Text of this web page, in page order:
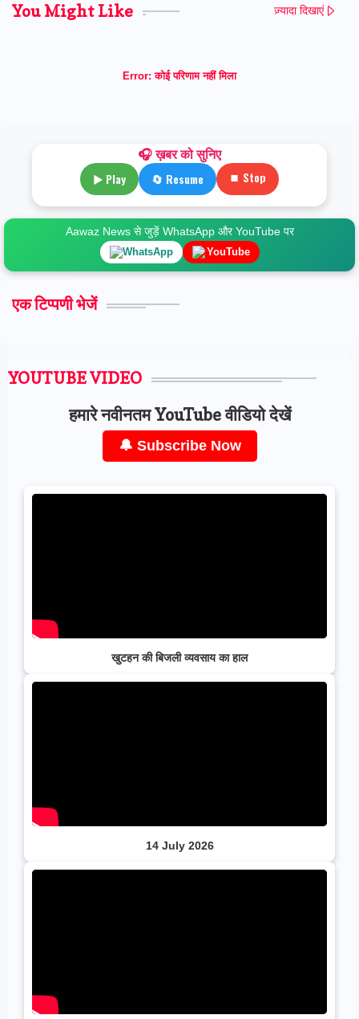
You Might Like ज़्यादा दिखाएं
Error: कोई परिणाम नहीं मिला
🎧 ख़बर को सुनिए
▶ Play 🔄 Resume ⏹ Stop
Aawaz News से जुड़ें WhatsApp और YouTube पर
WhatsApp YouTube
एक टिप्पणी भेजें
YOUTUBE VIDEO
हमारे नवीनतम YouTube वीडियो देखें
🔔 Subscribe Now
खुटहन की बिजली व्यवसाय का हाल
14 July 2026